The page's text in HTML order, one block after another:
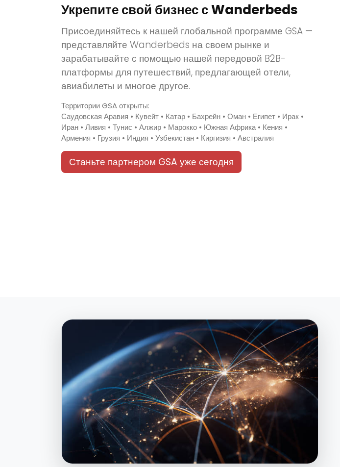
Укрепите свой бизнес с Wanderbeds
Присоединяйтесь к нашей глобальной программе GSA —
представляйте Wanderbeds на своем рынке и
зарабатывайте с помощью нашей передовой B2B-
платформы для путешествий, предлагающей отели,
авиабилеты и многое другое.
Территории GSA открыты:
Саудовская Аравия • Кувейт • Катар • Бахрейн • Оман • Египет • Ирак •
Иран • Ливия • Тунис • Алжир • Марокко • Южная Африка • Кения •
Армения • Грузия • Индия • Узбекистан • Киргизия • Австралия
Станьте партнером GSA уже сегодня